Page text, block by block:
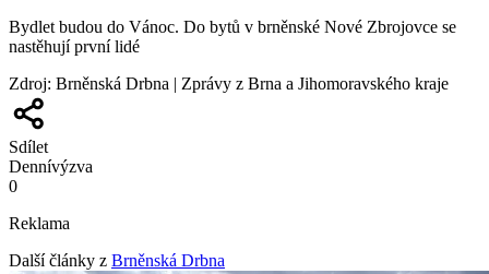
Bydlet budou do Vánoc. Do bytů v brněnské Nové Zbrojovce se
nastěhují první lidé
Zdroj: Brněnská Drbna | Zprávy z Brna a Jihomoravského kraje
Sdílet
Dennívýzva
0
Reklama
Další články z Brněnská Drbna